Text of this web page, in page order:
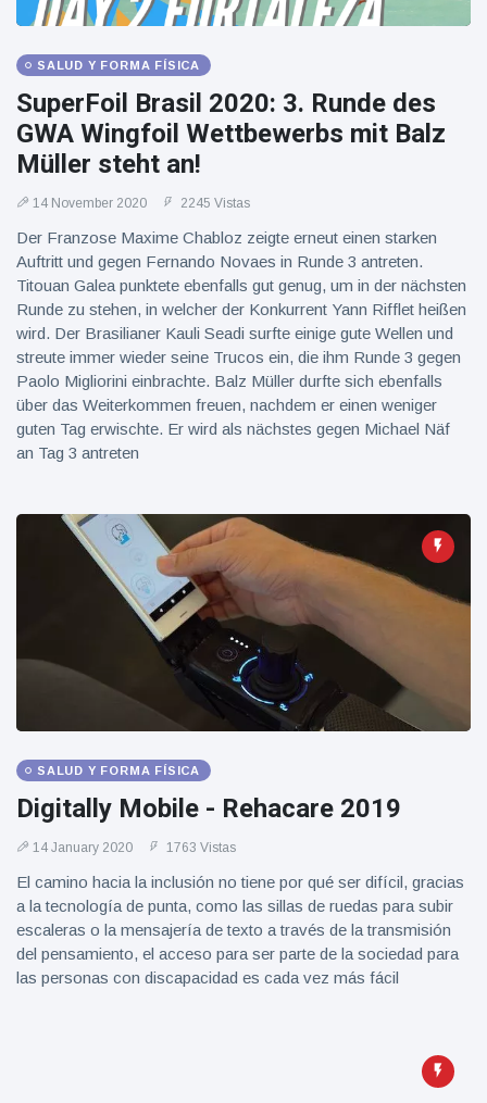
Großmutter
feiert ihren
99.
Geburtstag
und tanzt
zu
Mariachi-
Band
8 May
1133
Vistas
SALUD Y FORMA FÍSICA
SuperFoil Brasil 2020: 3. Runde des
GWA Wingfoil Wettbewerbs mit Balz
Müller steht an!
14 November 2020 2245 Vistas
Der Franzose Maxime Chabloz zeigte erneut einen starken
Auftritt und gegen Fernando Novaes in Runde 3 antreten.
Titouan Galea punktete ebenfalls gut genug, um in der nächsten
Runde zu stehen, in welcher der Konkurrent Yann Rifflet heißen
wird. Der Brasilianer Kauli Seadi surfte einige gute Wellen und
streute immer wieder seine Trucos ein, die ihm Runde 3 gegen
Paolo Migliorini einbrachte. Balz Müller durfte sich ebenfalls
über das Weiterkommen freuen, nachdem er einen weniger
guten Tag erwischte. Er wird als nächstes gegen Michael Näf
an Tag 3 antreten
SALUD Y FORMA FÍSICA
Digitally Mobile - Rehacare 2019
14 January 2020 1763 Vistas
El camino hacia la inclusión no tiene por qué ser difícil, gracias
a la tecnología de punta, como las sillas de ruedas para subir
escaleras o la mensajería de texto a través de la transmisión
del pensamiento, el acceso para ser parte de la sociedad para
las personas con discapacidad es cada vez más fácil